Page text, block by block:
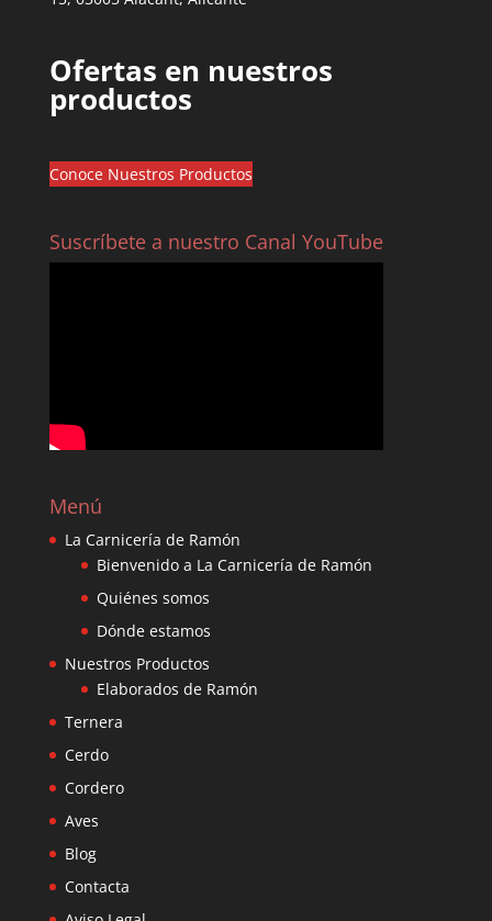
Ofertas en nuestros
productos
Conoce Nuestros Productos
Suscríbete a nuestro Canal YouTube
Menú
La Carnicería de Ramón
Bienvenido a La Carnicería de Ramón
Quiénes somos
Dónde estamos
Nuestros Productos
Elaborados de Ramón
Ternera
Cerdo
Cordero
Aves
Blog
Contacta